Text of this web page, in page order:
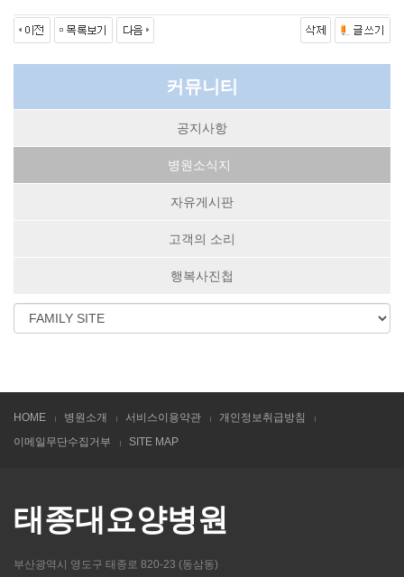
커뮤니티
공지사항
병원소식지
자유게시판
고객의 소리
행복사진첩
HOME 병원소개 서비스이용약관
개인정보취급방침
이메일무단수집거부
SITE MAP
태종대요양병원
부산광역시 영도구 태종로 820-23 (동삼동)